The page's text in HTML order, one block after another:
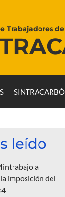
Trabajadores
leído
a
imposición del